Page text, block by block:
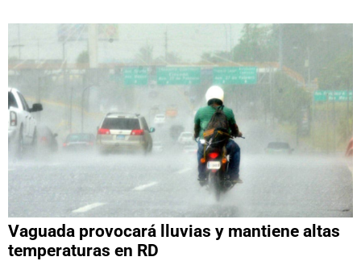
Vaguada provocará lluvias y mantiene altas
temperaturas en RD